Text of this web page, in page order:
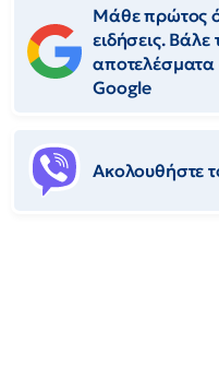
Μάθε πρώτος
ειδήσεις.
αποτελέσματα
Google
Ακολουθήστε